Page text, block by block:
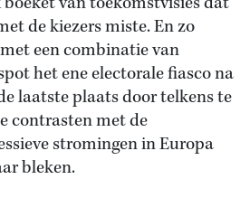
de kiezers miste. En zo
een combinatie van
het ene electorale fiasco na
laatste plaats door telkens te
contrasten met de
stromingen in Europa
bleken.